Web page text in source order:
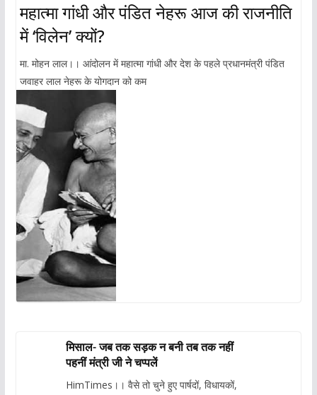
महात्मा गांधी और पंडित नेहरू आज की राजनीति
में ‘विलेन’ क्यों?
मा. मोहन लाल।। आंदोलन में महात्मा गांधी और देश के पहले प्रधानमंत्री पंडित
जवाहर लाल नेहरू के योगदान को कम
मिसाल- जब तक सड़क न बनी तब तक नहीं
पहनीं मंत्री जी ने चप्पलें
HimTimes।। वैसे तो चुने हुए पार्षदों, विधायकों,